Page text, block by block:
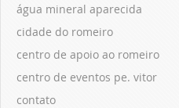
água mineral aparecida
cidade do romeiro
centro de apoio ao romeiro
centro de eventos pe. vitor
contato